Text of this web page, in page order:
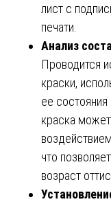
лист с
печати.
Анализ
Проводится
краски,
ее
краска
что
возраст